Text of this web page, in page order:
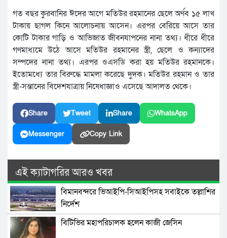
গত বছর কুরবানির ঈদের আগে মতিউর রহমানের ছেলে অর্ণব ১৫ লাখ
টাকায় ছাগল কিনে আলোচনায় আসেন। এরপর বেরিয়ে আসে তার
কোটি টাকার গাড়ি ও আভিজাত জীবনযাপনের নানা তথ্য। ধীরে ধীরে
গণমাধ্যমে উঠে আসে মতিউর রহমানের স্ত্রী, ছেলে ও কন্যাদের
সম্পদের নানা তথ্য। এরপর ওএসডি করা হয় মতিউর রহমানকে।
ইতোমধ্যে তার বিরুদ্ধে মামলা করেছে দুদক। মতিউর রহমান ও তার
স্ত্রী-সন্তানের বিদেশযাত্রায় নিষেধাজ্ঞাও এসেছে আদালত থেকে।
Share Tweet Share WhatsApp
Messenger Copy Link
এই ক্যাটাগরির আরও খবর
বিমানবন্দরে ভিআইপি-সিআইপিসহ সবাইকে তল্লাশির
নির্দেশ
বিটিভির মহাপরিচালক হলেন কাজী জেসিন